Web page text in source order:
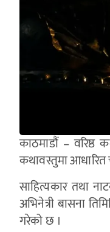
काठमाडौं – वरिष्ठ
कथावस्तुमा
साहित्यकार तथा
अभिनेत्री बासना
गरेको छ ।